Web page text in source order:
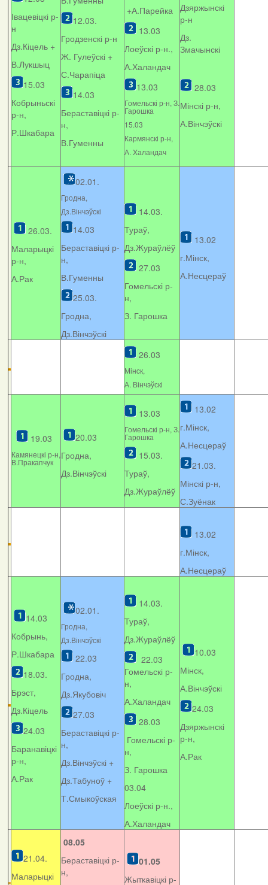
Івацевіцкі р-
н
Дз.Кіцель +
В.Лукшыц
15.03
Кобрыньскі
р-н,
Р.Шкабара
12.03.
Гродзенскі р-н
Ж. Гулеўскі +
С.Чарапіца
14.03
Бераставіцкі р-
н,
В.Гуменны
+А.Парейка
13.03
Лоеўскі р-н.,
А.Халандач
13.03
Гомельскі р-н, З.
Гарошка
15.03
Кармянскі р-н,
А. Xаландач
Дзяржынскі
р-н
Дз.
Змачынскі
28.03
Мінскі р-н,
А.Вінчэўскі
26.03.
Маларыцкі
р-н,
А.Рак
02.01.
Гродна,
Дз.Вінчэўскі
14.03
Бераставіцкі р-
н,
В.Гуменны
25.03.
Гродна,
Дз.Вінчэўскі
14.03.
Тураў,
Дз.Жураўлёў
27.03
Гомельскі р-
н,
З. Гарошка
13.02
г.Мінск,
А.Несцераў
26.03
Мінcк,
А. Вінчэўскі
19.03
Камянецкі р-н,
В.Пракапчук
20.03
Гродна,
Дз.Вінчэўскі
13.03
Гомельскі р-н, З.
Гарошка
15.03.
Тураў,
Дз.Жураўлёў
13.02
г.Мінск,
А.Несцераў
21.03.
Мінскі р-н,
С.Зуёнак
13.02
г.Мінск,
А.Несцераў
14.03
Кобрынь,
Р.Шкабара
18.03.
Брэст,
Дз.Кіцель
24.03
Баранавіцкі
р-н,
А.Рак
02.01.
Гродна,
Дз.Вінчэўскі
22.03
Гродна,
Дз.Якубовіч
27.03
Бераставіцкі р-
н,
Дз.Вінчэўскі +
Дз.Табуноў +
Т.Смыкоўская
14.03.
Тураў,
Дз.Жураўлёў
22.03
Гомельскі р-
н,
А.Халандач
28.03
Гомельскі р-
н,
З. Гарошка
03.04
Лоеўскі р-н.,
А.Халандач
10.03
Мінск,
А.Вінчэўскі
24.03
Дзяржынскі
р-н,
А.Рак
21.04.
Маларыцкі
08.05
Бераставіцкі р-
н,
01.05
Жыткавіцкі р-